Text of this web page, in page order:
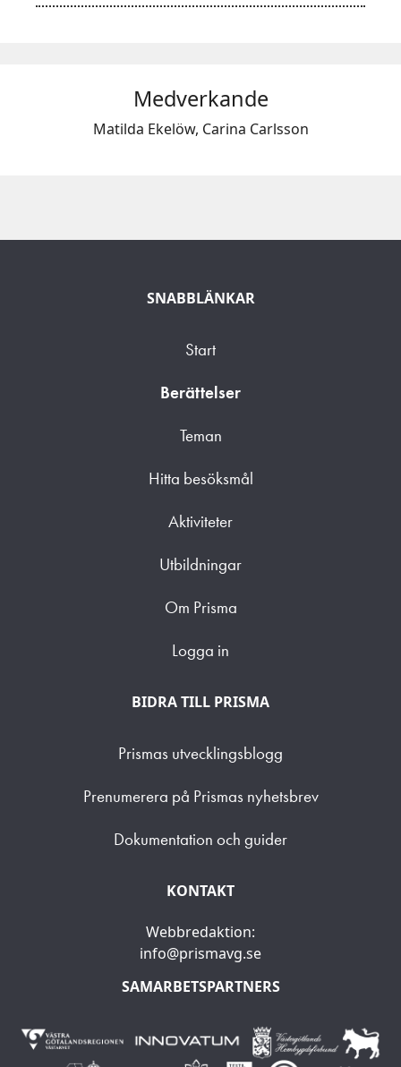
Medverkande
Matilda Ekelöw, Carina Carlsson
SNABBLÄNKAR
Start
Berättelser
Teman
Hitta besöksmål
Aktiviteter
Utbildningar
Om Prisma
Logga in
BIDRA TILL PRISMA
Prismas utvecklingsblogg
Prenumerera på Prismas nyhetsbrev
Dokumentation och guider
KONTAKT
Webbredaktion:
info@prismavg.se
SAMARBETSPARTNERS